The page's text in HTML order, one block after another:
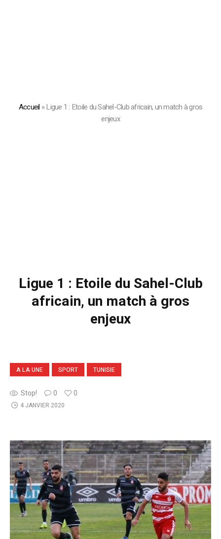
Accueil »Ligue 1 : Etoile du Sahel-Club africain, un match à gros
enjeux
Ligue 1 : Etoile du Sahel-Club
africain, un match à gros
enjeux
A LA UNE SPORT TUNISIE
Stop! 0 0
4 JANVIER 2020